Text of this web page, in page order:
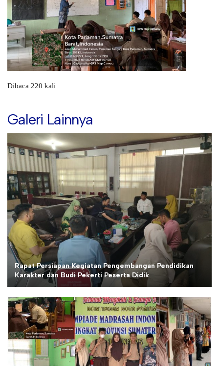
Dibaca 220 kali
Galeri Lainnya
Rapat Persiapan Kegiatan Pengembangan Pendidikan
Karakter dan Budi Pekerti Peserta Didik